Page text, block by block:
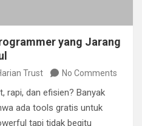
yang Jarang
Trust No Comments
rapi, dan efisien? Banyak
ada tools gratis untuk
tapi tidak begitu